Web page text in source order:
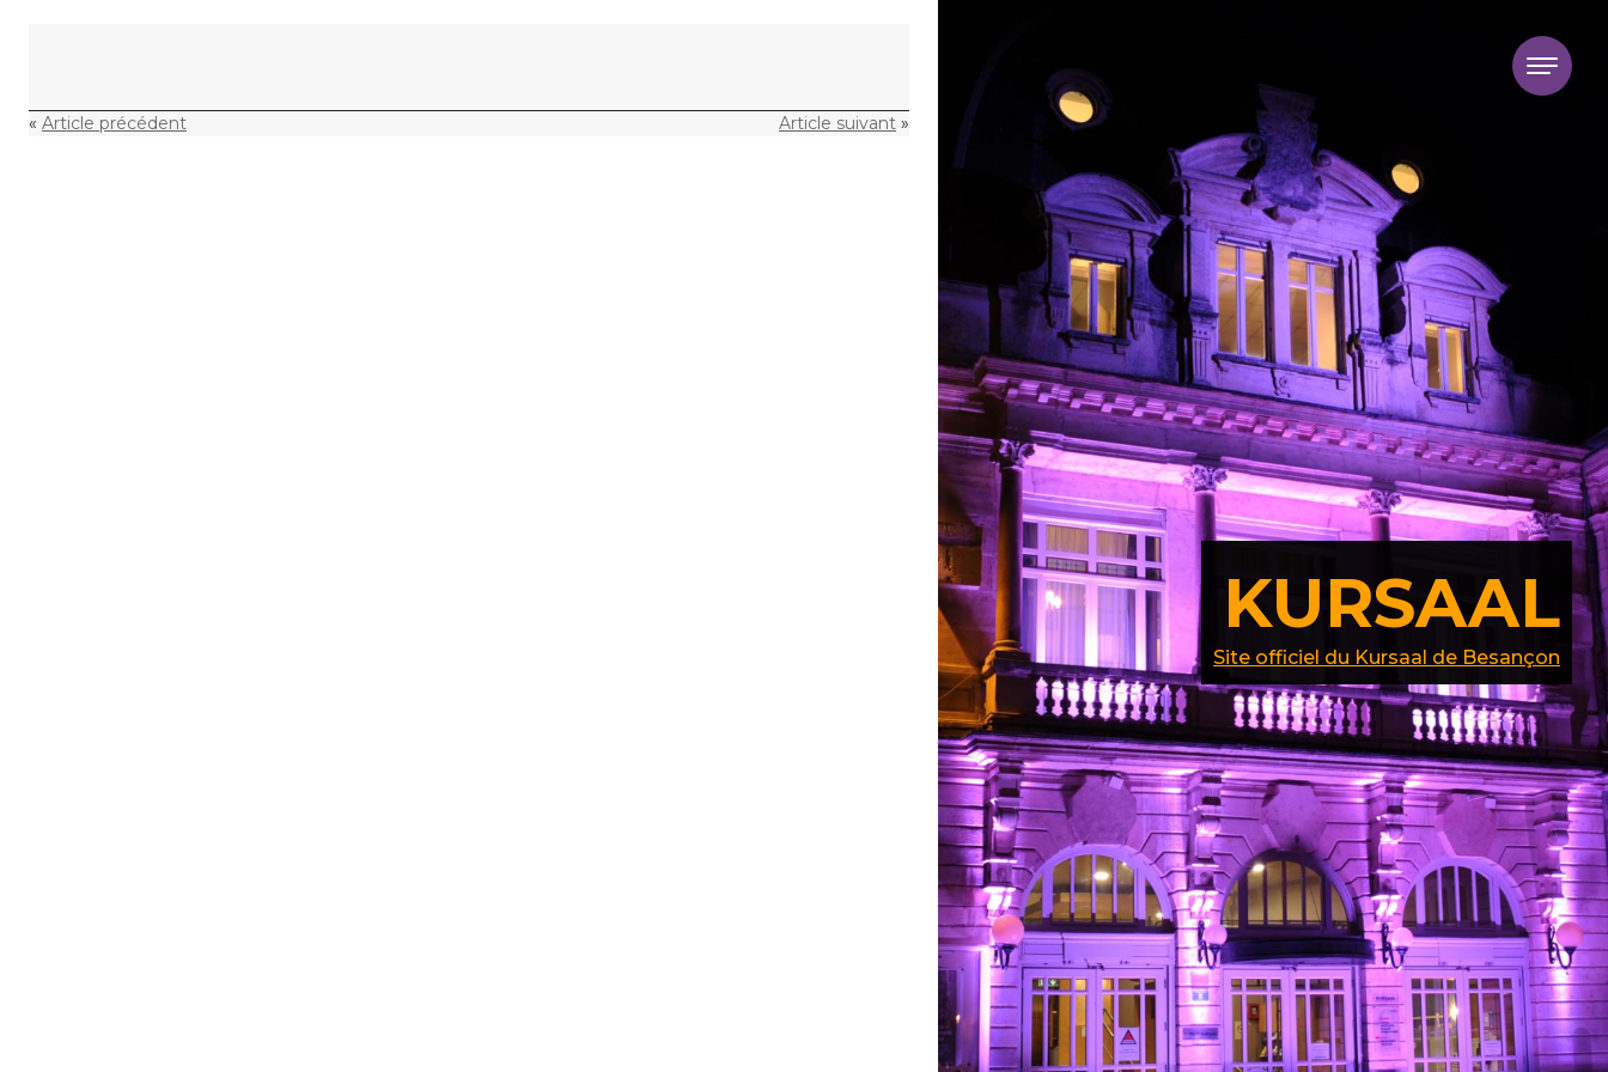
« Article précédent Article suivant »
KURSAAL
Site officiel du Kursaal de Besançon